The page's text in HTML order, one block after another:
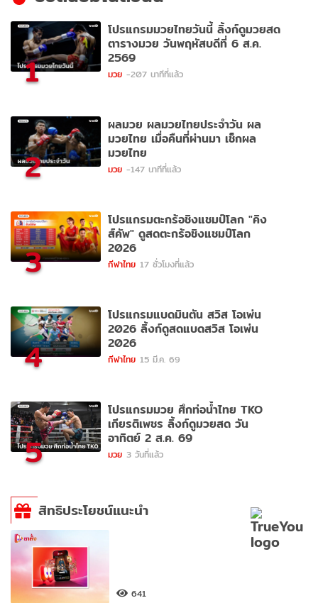
1
โปรแกรมมวยไทยวันนี้ ลิ้งก์ดูมวยสด
ตารางมวย วันพฤหัสบดีที่ 6 ส.ค.
2569
มวย -207 นาทีที่แล้ว
2
ผลมวย ผลมวยไทยประจำวัน ผล
มวยไทย เมื่อคืนที่ผ่านมา เช็กผล
มวยไทย
มวย -147 นาทีที่แล้ว
3
โปรแกรมตะกร้อชิงแชมป์โลก "คิง
ส์คัพ" ดูสดตะกร้อชิงแชมป์โลก
2026
กีฬาไทย 17 ชั่วโมงที่แล้ว
4
โปรแกรมแบดมินตัน สวิส โอเพ่น
2026 ลิ้งก์ดูสดแบดสวิส โอเพ่น
2026
กีฬาไทย 15 มี.ค. 69
5
โปรแกรมมวย ศึกท่อน้ำไทย TKO
เกียรติเพชร ลิ้งก์ดูมวยสด วัน
อาทิตย์ 2 ส.ค. 69
มวย 3 วันที่แล้ว
สิทธิประโยชน์แนะนำ
641